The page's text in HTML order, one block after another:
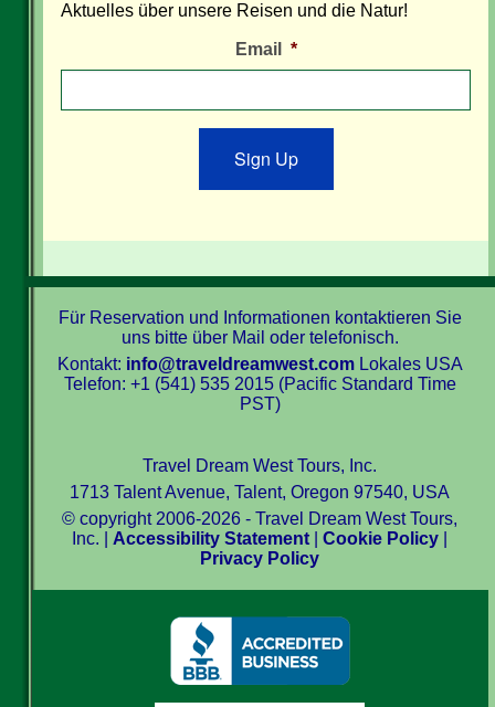
Aktuelles über unsere Reisen und die Natur!
Email *
Sign Up
Für Reservation und Informationen kontaktieren Sie
uns bitte über Mail oder telefonisch.
Kontakt: info@traveldreamwest.comLokales USA
Telefon: +1 (541) 535 2015 (Pacific Standard Time
PST)
Travel Dream West Tours, Inc.
1713 Talent Avenue, Talent, Oregon 97540, USA
© copyright 2006-2026 - Travel Dream West Tours,
Inc. | Accessibility Statement |Cookie Policy
Privacy Policy